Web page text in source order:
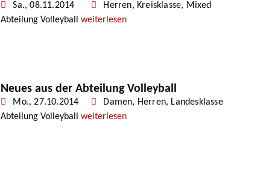
Sa., 08.11.2014 Herren, Kreisklasse, Mixed
Abteilung Volleyball weiterlesen
Neues aus der Abteilung Volleyball
Mo., 27.10.2014 Damen, Herren, Landesklasse
Abteilung Volleyball weiterlesen